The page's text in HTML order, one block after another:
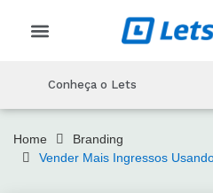
Conheça o Lets
Home
Branding
Vender Mais Ingressos